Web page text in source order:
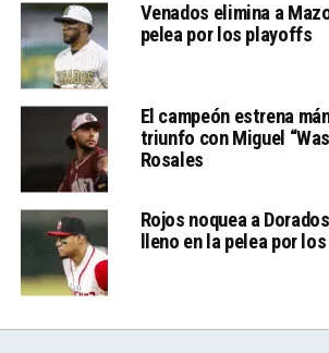
Venados elimina a
pelea por los playoffs
El campeón estrena
triunfo con Miguel
Rosales
Rojos noquea a
lleno en la pelea por